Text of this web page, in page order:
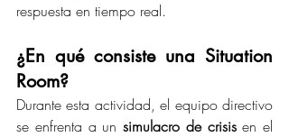
respuesta en tiempo real.
¿En qué consiste una Situation
Room?
Durante esta actividad, el equipo directivo
se enfrenta a un simulacro de crisis en el